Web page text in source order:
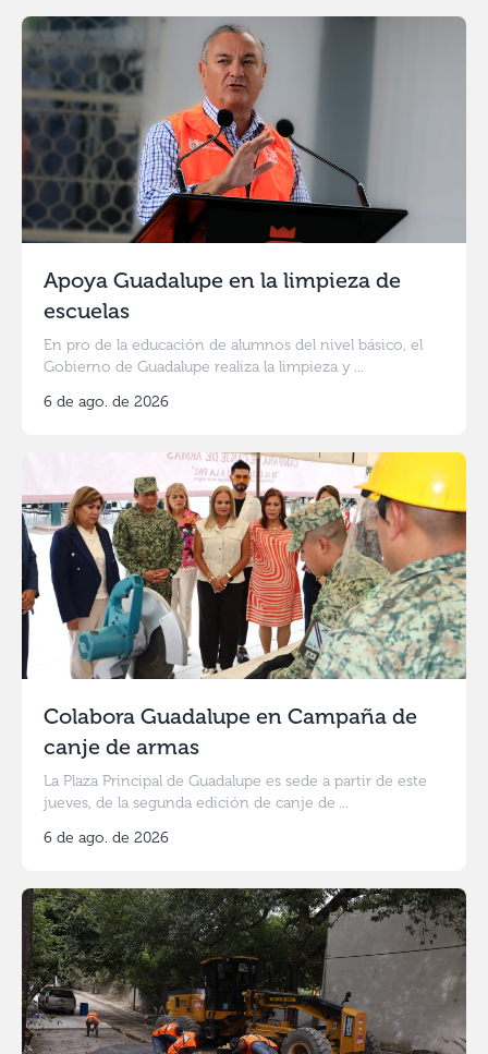
Apoya Guadalupe en la limpieza de
escuelas
En pro de la educación de alumnos del nivel básico, el
Gobierno de Guadalupe realiza la limpieza y ...
6 de ago. de 2026
Colabora Guadalupe en Campaña de
canje de armas
La Plaza Principal de Guadalupe es sede a partir de este
jueves, de la segunda edición de canje de ...
6 de ago. de 2026